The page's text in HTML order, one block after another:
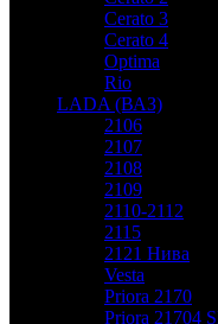
Cerato 3
Cerato 4
Optima
Rio
LADA (ВАЗ)
2106
2107
2108
2109
2110-2112
2115
2121 Нива
Vesta
Priora 2170
Priora 21704